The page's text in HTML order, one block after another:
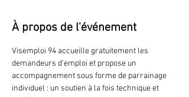
À propos de l'événement
Visemploi 94 accueille gratuitement les
demandeurs d’emploi et propose un
accompagnement sous forme de parrainage
individuel : un soutien à la fois technique et